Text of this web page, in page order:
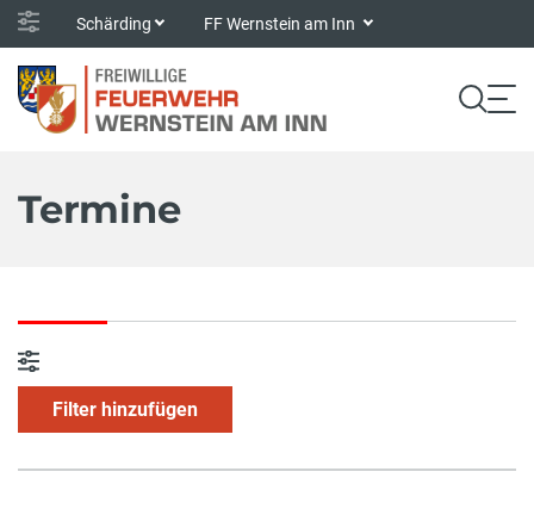
Schärding FF Wernstein am Inn
Termine
Filter hinzufügen